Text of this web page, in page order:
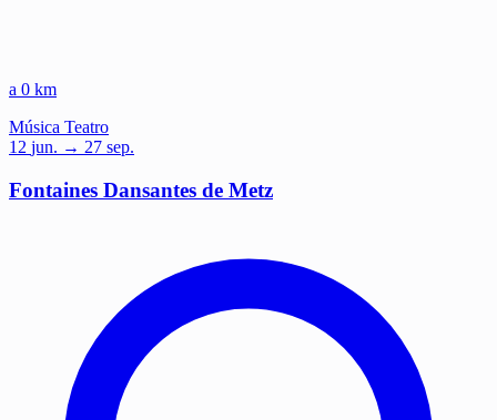
a 0 km
Música Teatro
12 jun. → 27 sep.
Fontaines Dansantes de Metz